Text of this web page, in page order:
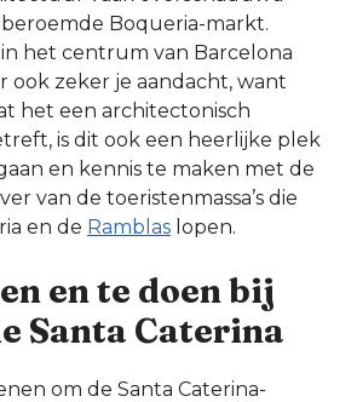
Boqueria-markt.
het centrum van Barcelona
ook zeker je aandacht, want
het een architectonisch
is dit ook een heerlijke plek
en kennis te maken met de
van de toeristenmassa’s die
en de Ramblas lopen.
en te doen bij
Santa Caterina
om de Santa Caterina-